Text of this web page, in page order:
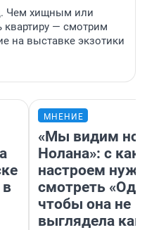
Чем хищным или
— смотрим
на выставке экзотики
в
МНЕНИЕ
«Мы видим
Нолана»: с
настроем
смотреть
чтобы она не
выглядела как